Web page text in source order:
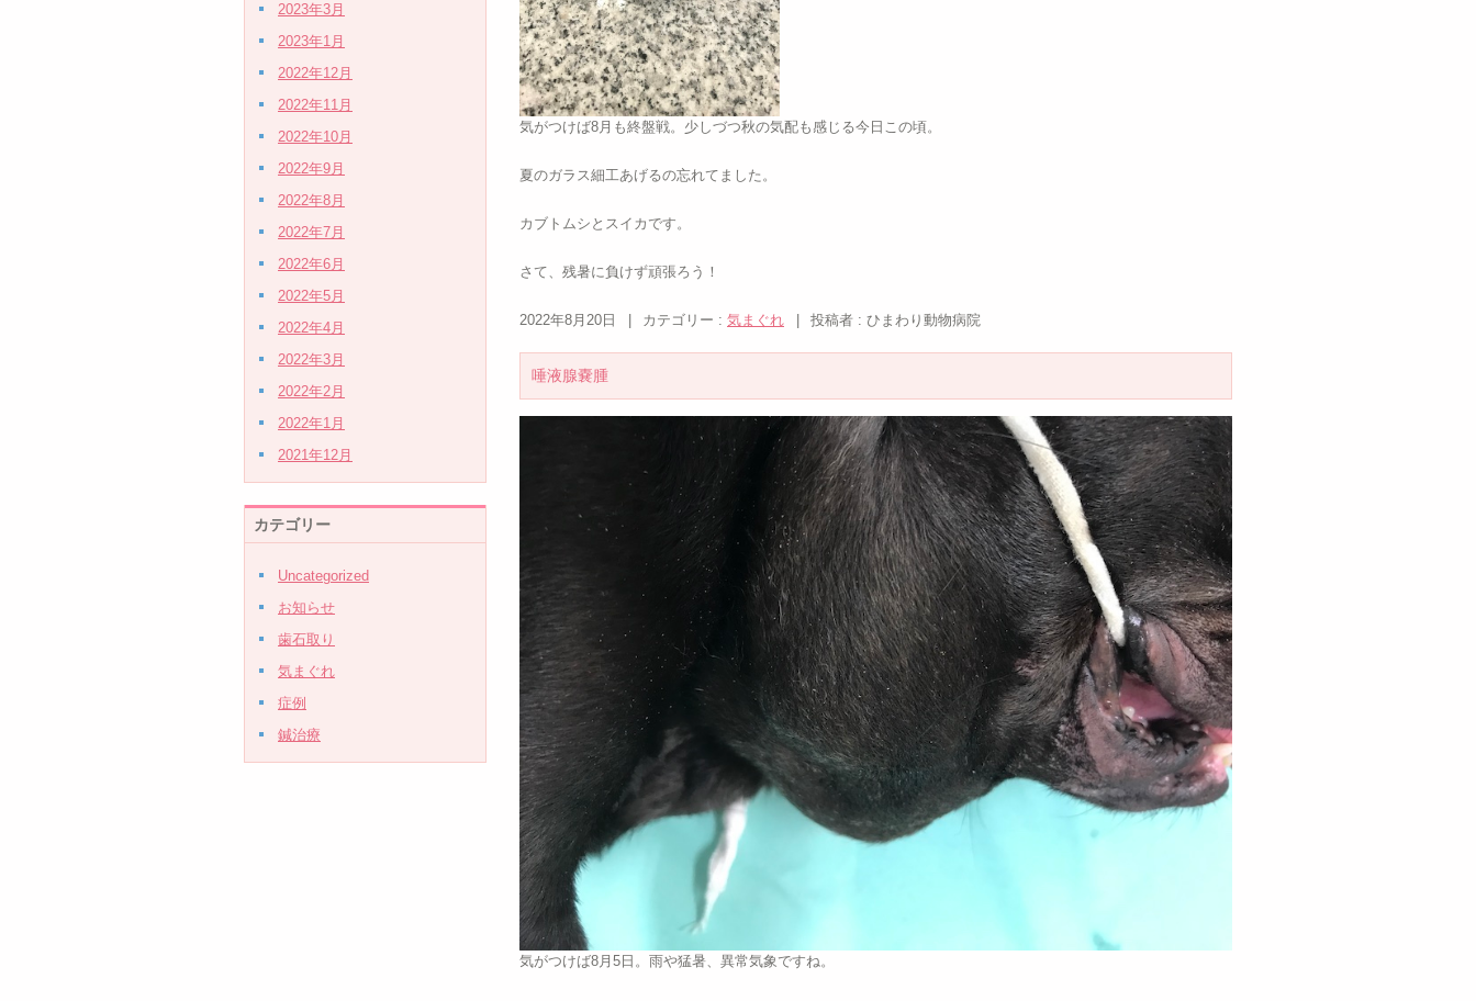
気がつけば8月も終盤戦。少しづつ秋の気配も感じる今日この頃。
夏のガラス細工あげるの忘れてました。
カブトムシとスイカです。
さて、残暑に負けず頑張ろう！
2022年8月20日 カテゴリー : 気まぐれ 投稿者 : ひまわり動物病院
唾液腺嚢腫
気がつけば8月5日。雨や猛暑、異常気象ですね。
2023年3月
2023年1月
2022年12月
2022年11月
2022年10月
2022年9月
2022年8月
2022年7月
2022年6月
2022年5月
2022年4月
2022年3月
2022年2月
2022年1月
2021年12月
カテゴリー
Uncategorized
お知らせ
歯石取り
気まぐれ
症例
鍼治療